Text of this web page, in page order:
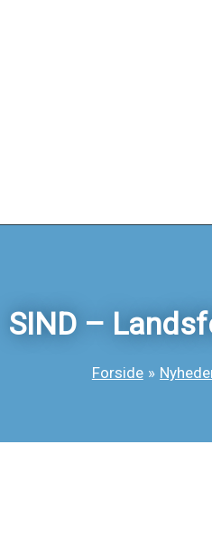
SIND –
Forside